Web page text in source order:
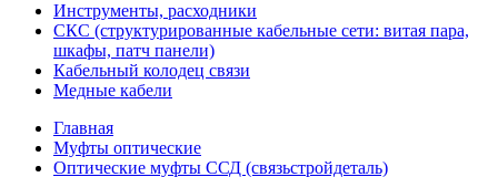
Инструменты, расходники
СКС (структурированные кабельные сети: ​витая пара,
шкафы, патч панели)
Кабельный колодец связи
Медные кабели
Главная
Муфты оптические
Оптические муфты ССД (связьстройдеталь)